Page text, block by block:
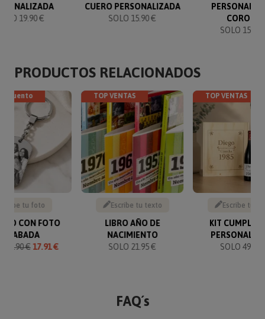
19.90 €
CUERO PERSONALIZADA
SOLO 15.90 €
CORONA
SOLO 15.90
PRODUCTOS RELACIONADOS
Sube tu foto
CON FOTO
GRABADA
19.90 €17.91 €
TOP VENTAS
Escribe tu texto
LIBRO AÑO DE
NACIMIENTO
SOLO 21.95 €
TOP VENTAS
Escribe tu
KIT
SOLO 49.90
FAQ´s